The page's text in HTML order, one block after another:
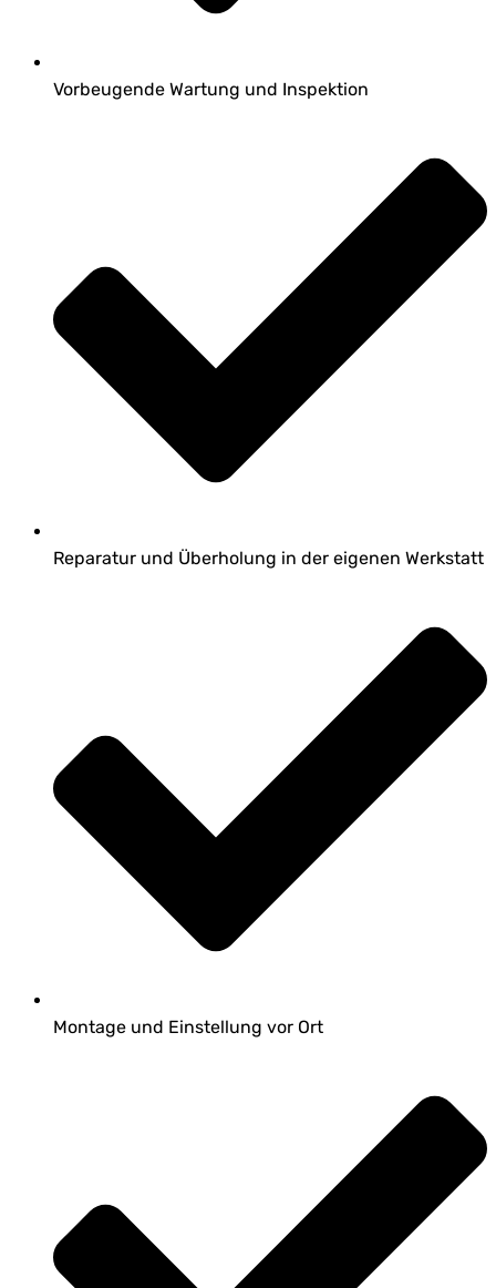
Vorbeugende Wartung und Inspektion
Reparatur und Überholung in der eigenen Werkstatt
Montage und Einstellung vor Ort